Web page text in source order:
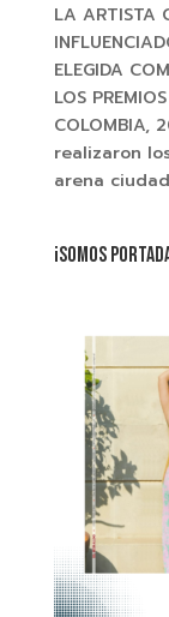
LA ARTISTA
ELEGIDA
LOS
COLOMBIA,
realizaron
arena
¡SOMOS